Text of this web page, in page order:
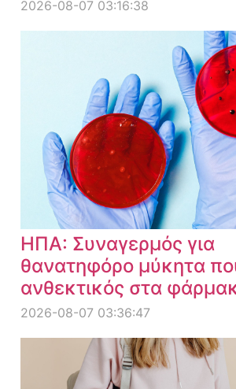
2026-08-07 03:16:38
ΗΠΑ: Συναγερμός για
θανατηφόρο μύκητα
ανθεκτικός στα
2026-08-07 03:36:47